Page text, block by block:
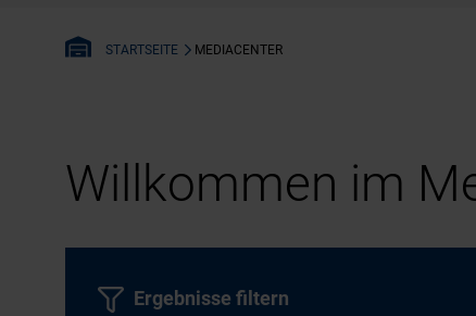
STARTSEITE MEDIACENTER
Willkommen im
Ergebnisse filtern